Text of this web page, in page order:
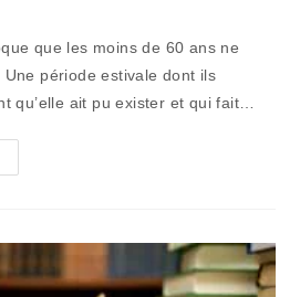
que les moins de 60 ans ne
période estivale dont ils
qu’elle ait pu exister et qui fait…